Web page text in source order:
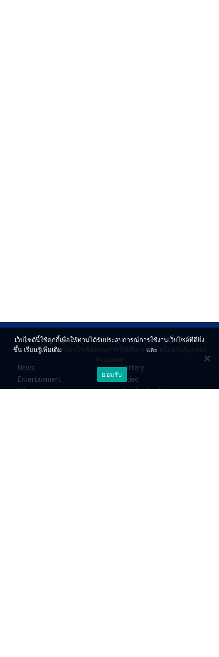
News
Entertainment
Lifestyle
Lottery
Video
ร่วมด้วยช่วยกัน
เว็บไซต์นี้ใช้คุกกี้เพื่อให้ท่านได้รับประสบการณ์การใช้งานเว็บไซต์ที่ดียิ่ง
ขึ้น เรียนรู้เพิ่มเติม เงื่อนไขข้อตกลงการใช้บริการ และ นโยบายคุ้มครอง
ส่วนบุคคล
ยอมรับ